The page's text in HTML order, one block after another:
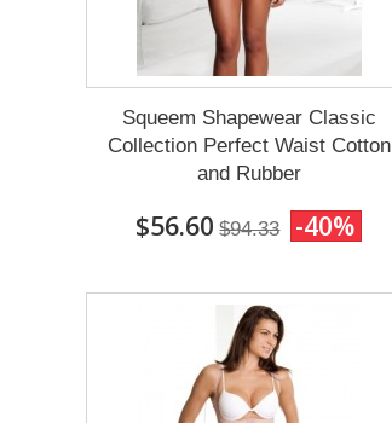
Squeem Shapewear Classic
Collection Perfect Waist Cotton
and Rubber
$56.60 $94.33 -40%